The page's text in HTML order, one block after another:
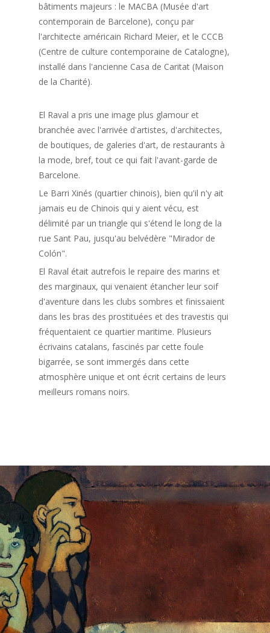
bâtiments majeurs : le MACBA (Musée d'art
contemporain de Barcelone), conçu par
l'architecte américain Richard Meier, et le CCCB
(Centre de culture contemporaine de Catalogne),
installé dans l'ancienne Casa de Caritat (Maison
de la Charité).
El Raval a pris une image plus glamour et
branchée avec l'arrivée d'artistes, d'architectes,
de boutiques, de galeries d'art, de restaurants à
la mode, bref, tout ce qui fait l'avant-garde de
Barcelone.
Le Barri Xinés (quartier chinois), bien qu'il n'y ait
jamais eu de Chinois qui y aient vécu, est
délimité par un triangle qui s'étend le long de la
rue Sant Pau, jusqu'au belvédère "Mirador de
Colón".
El Raval était autrefois le repaire des marins et
des marginaux, qui venaient étancher leur soif
d'aventure dans les clubs sombres et finissaient
dans les bras des prostituées et des travestis qui
fréquentaient ce quartier maritime. Plusieurs
écrivains catalans, fascinés par cette foule
bigarrée, se sont immergés dans cette
atmosphère unique et ont écrit certains de leurs
meilleurs romans noirs.